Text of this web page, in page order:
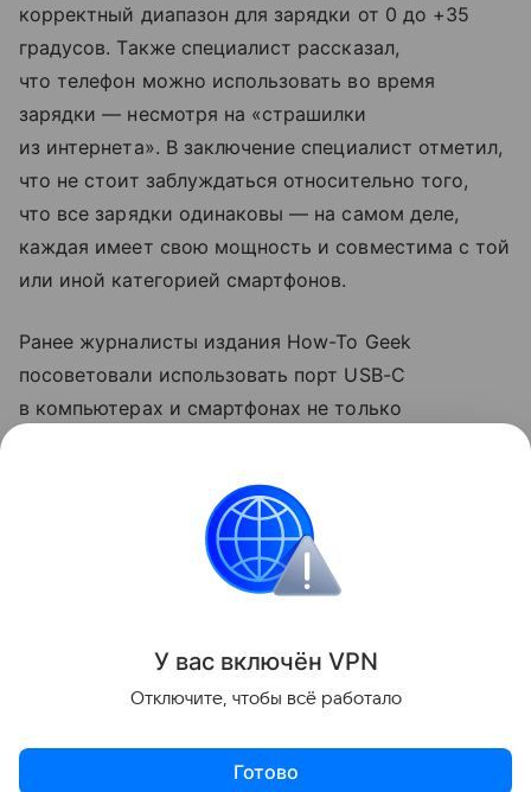
корректный диапазон для зарядки от 0 до +35
градусов. Также специалист рассказал,
что телефон можно использовать во время
зарядки — несмотря на «страшилки
из интернета». В заключение специалист отметил,
что не стоит заблуждаться относительно того,
что все зарядки одинаковы — на самом деле,
каждая имеет свою мощность и совместима с той
или иной категорией смартфонов.
Ранее журналисты издания How-To Geek
посоветовали использовать порт USB-C
в компьютерах и смартфонах не только
скорости и подключаться к мониторам.
Поделиться
У вас включён VPN
Отключите, чтобы всё работало
Готово